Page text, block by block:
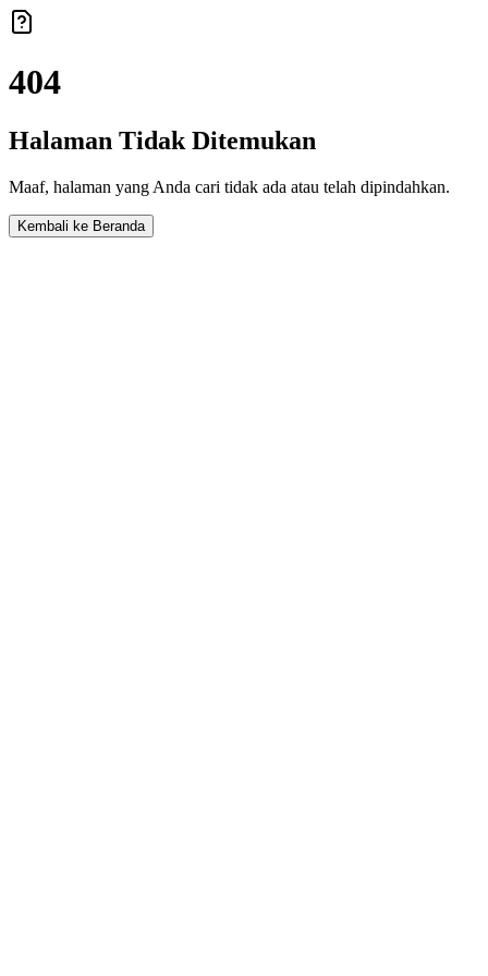
404
Halaman Tidak Ditemukan
Maaf, halaman yang Anda cari tidak ada atau telah dipindahkan.
Kembali ke Beranda